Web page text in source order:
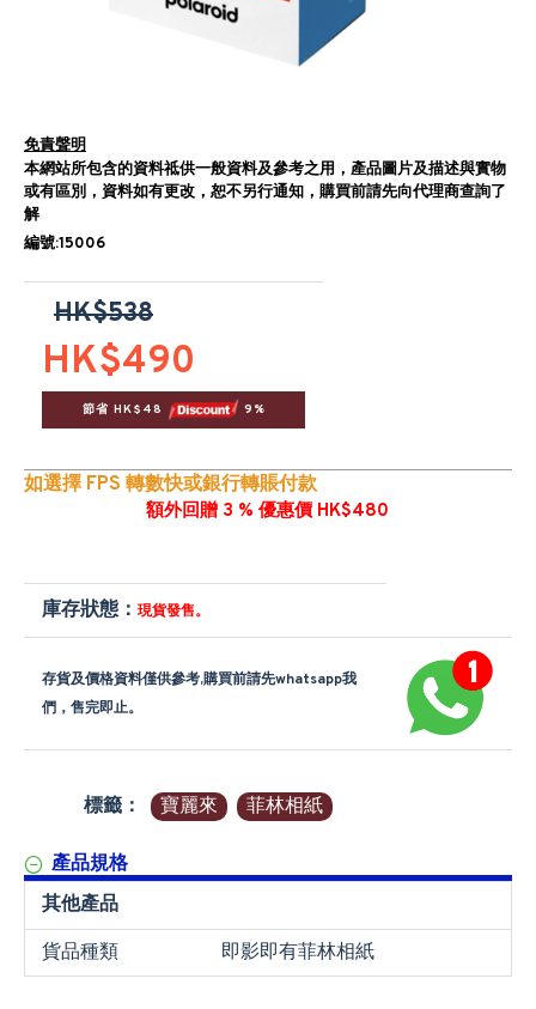
免責聲明
本網站所包含的資料祗供一般資料及參考之用，產品圖片及描述與實物
或有區別，資料如有更改，恕不另行通知，購買前請先向代理商查詢了
解
編號:15006
HK$490
HK$538
節省 HK$48 9%
如選擇 FPS 轉數快或銀行轉賬付款
額外回贈 3 % 優惠價 HK$480
庫存狀態： 現貨發售。
存貨及價格資料僅供參考,購買前請先whatsapp我
們，售完即止。
標籤： 寶麗來 菲林相紙
產品規格
其他產品
貨品種類
即影即有菲林相紙